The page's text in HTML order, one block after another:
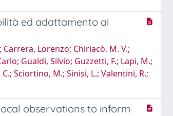
ed adattamento ai
Lorenzo; Chiriacò, M. V.;
Gualdi, Silvio; Guzzetti, F.; Lapi, M.;
Sciortino, M.; Sinisi, L.; Valentini, R.;
observations to inform